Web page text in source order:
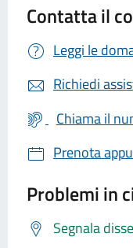
Contatta il
Leggi le
Richiedi
Chiama il
Prenota
Problemi in
Segnala